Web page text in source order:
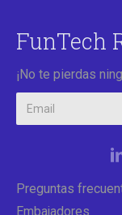
FunTech
¡No te pierdas
Preguntas
Embajadores